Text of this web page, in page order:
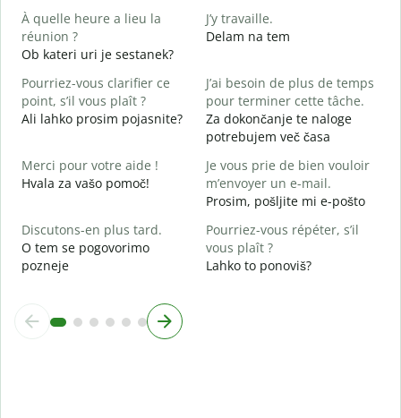
À quelle heure a lieu la
réunion ?
Ob kateri uri je sestanek?
J’y travaille.
Delam na tem
Pourriez-vous clarifier ce
point, s’il vous plaît ?
Ali lahko prosim pojasnite?
J’ai besoin de plus de temps
pour terminer cette tâche.
Za dokončanje te naloge
potrebujem več časa
Merci pour votre aide !
Hvala za vašo pomoč!
Je vous prie de bien vouloir
m’envoyer un e-mail.
Prosim, pošljite mi e-pošto
Discutons-en plus tard.
O tem se pogovorimo
pozneje
Pourriez-vous répéter, s’il
vous plaît ?
Lahko to ponoviš?